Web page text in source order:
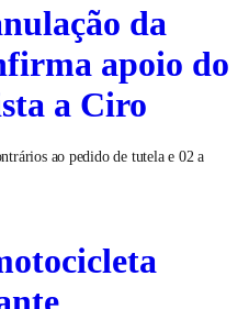
da
apoio do
a Ciro
ao pedido de tutela e 02 a